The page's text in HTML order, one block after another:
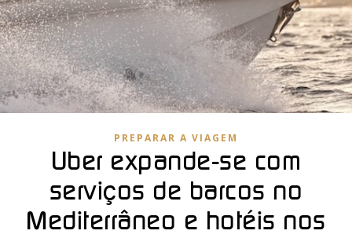
PREPARAR A VIAGEM
Uber expande-se com
serviços de barcos no
Mediterrâneo e hotéis nos